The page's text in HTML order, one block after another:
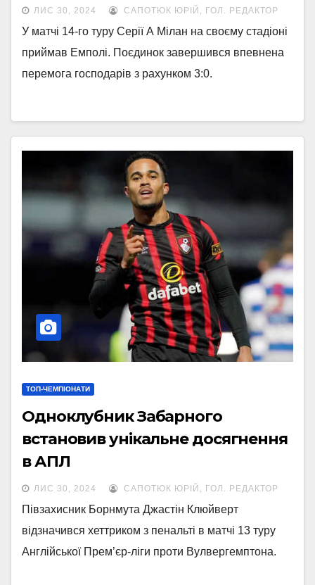
ЛИС 30, 2024 САПОТЮК ЮРІЙ, ГОЛ. РЕДАКТОР
У матчі 14-го туру Серії А Мілан на своєму стадіоні
приймав Емполі. Поєдинок завершився впевнена
перемога господарів з рахунком 3:0.
ТОП-ЧЕМПІОНАТИ
Одноклубник Забарного
встановив унікальне досягнення
в АПЛ
ЛИС 30, 2024 САПОТЮК ЮРІЙ, ГОЛ. РЕДАКТОР
Півзахисник Борнмута Джастін Клюйверт
відзначився хеттриком з пенальті в матчі 13 туру
Англійської Прем’єр-ліги проти Вулвергемптона.